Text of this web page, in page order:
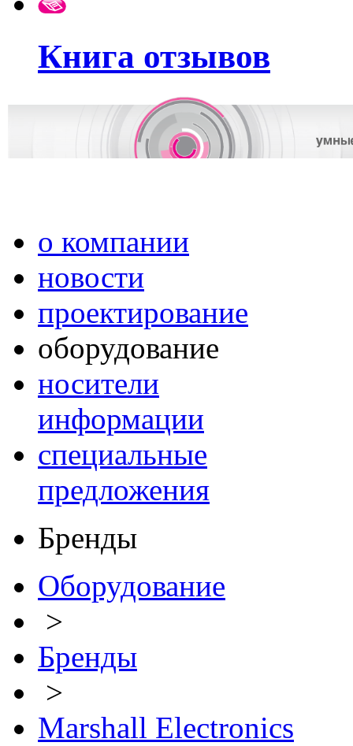
Книга отзывов
о компании
новости
проектирование
оборудование
носители
информации
специальные
предложения
Бренды
Оборудование
>
Бренды
>
Marshall Electronics